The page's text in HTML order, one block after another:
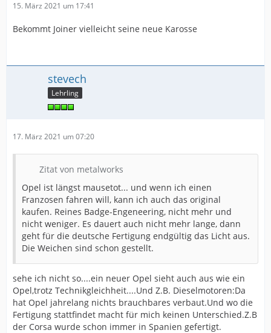
15. März 2021 um 17:41
Bekommt Joiner vielleicht seine neue Karosse
stevech
Lehrling
17. März 2021 um 07:20
Zitat von metalworks
Opel ist längst mausetot... und wenn ich einen
Franzosen fahren will, kann ich auch das original
kaufen. Reines Badge-Engeneering, nicht mehr und
nicht weniger. Es dauert auch nicht mehr lange, dann
geht für die deutsche Fertigung endgültig das Licht aus.
Die Weichen sind schon gestellt.
sehe ich nicht so....ein neuer Opel sieht auch aus wie ein
Opel,trotz Technikgleichheit....Und Z.B. Dieselmotoren:Da
hat Opel jahrelang nichts brauchbares verbaut.Und wo die
Fertigung stattfindet macht für mich keinen Unterschied.Z.B
der Corsa wurde schon immer in Spanien gefertigt.